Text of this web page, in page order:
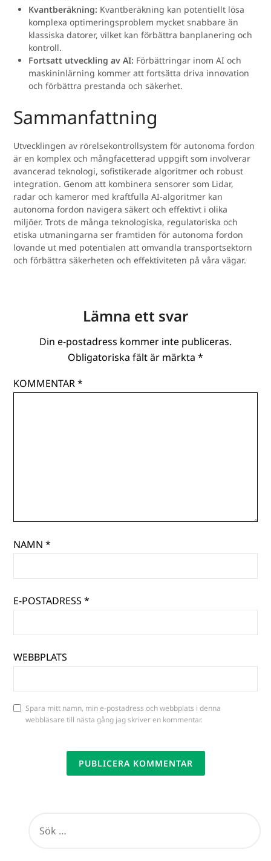
Kvantberäkning: Kvantberäkning kan potentiellt lösa
komplexa optimeringsproblem mycket snabbare än
klassiska datorer, vilket kan förbättra banplanering och
kontroll.
Fortsatt utveckling av AI: Förbättringar inom AI och
maskininlärning kommer att fortsätta driva innovation
och förbättra prestanda och säkerhet.
Sammanfattning
Utvecklingen av rörelsekontrollsystem för autonoma fordon
är en komplex och mångfacetterad uppgift som involverar
avancerad teknologi, sofistikerade algoritmer och robust
integration. Genom att kombinera sensorer som Lidar,
radar och kameror med kraftfulla AI-algoritmer kan
autonoma fordon navigera säkert och effektivt i olika
miljöer. Trots de många teknologiska, regulatoriska och
etiska utmaningarna ser framtiden för autonoma fordon
lovande ut med potentialen att omvandla transportsektorn
och förbättra säkerheten och effektiviteten på våra vägar.
Lämna ett svar
Din e-postadress kommer inte publiceras.
Obligatoriska fält är märkta *
KOMMENTAR*
NAMN*
E-POSTADRESS*
WEBBPLATS
Spara mitt namn, min e-postadress och webbplats i denna
webbläsare till nästa gång jag skriver en kommentar.